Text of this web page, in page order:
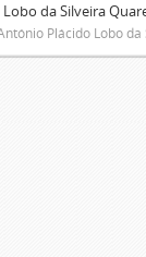
da Silveira
Plácido Lobo